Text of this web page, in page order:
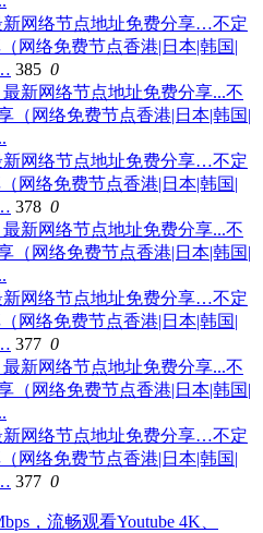
新网络节点地址免费分享…不定
网络免费节点香港|日本|韩国|
385 0
新网络节点地址免费分享…不定
网络免费节点香港|日本|韩国|
378 0
新网络节点地址免费分享…不定
网络免费节点香港|日本|韩国|
377 0
新网络节点地址免费分享…不定
网络免费节点香港|日本|韩国|
377 0